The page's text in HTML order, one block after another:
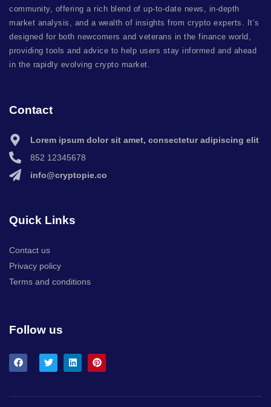
community, offering a rich blend of up-to-date news, in-depth
market analysis, and a wealth of insights from crypto experts. It’s
designed for both newcomers and veterans in the finance world,
providing tools and advice to help users stay informed and ahead
in the rapidly evolving crypto market.
Contact
Lorem ipsum dolor sit amet, consectetur adipiscing elit
852 12345678
info@cryptopie.co
Quick Links
Contact us
Privacy policy
Terms and conditions
Follow us